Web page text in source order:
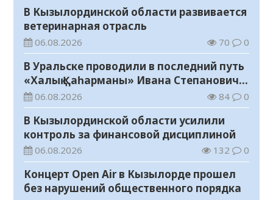
В Кызылординской области развивается
ветеринарная отрасль
06.08.2026 70 0
В Уральске проводили в последний путь
«Халық Қаһарманы» Ивана Степановича
Гапича
06.08.2026 84 0
В Кызылординской области усилили
контроль за финансовой дисциплиной
06.08.2026 132 0
Концерт Open Air в Кызылорде прошел
без нарушений общественного порядка